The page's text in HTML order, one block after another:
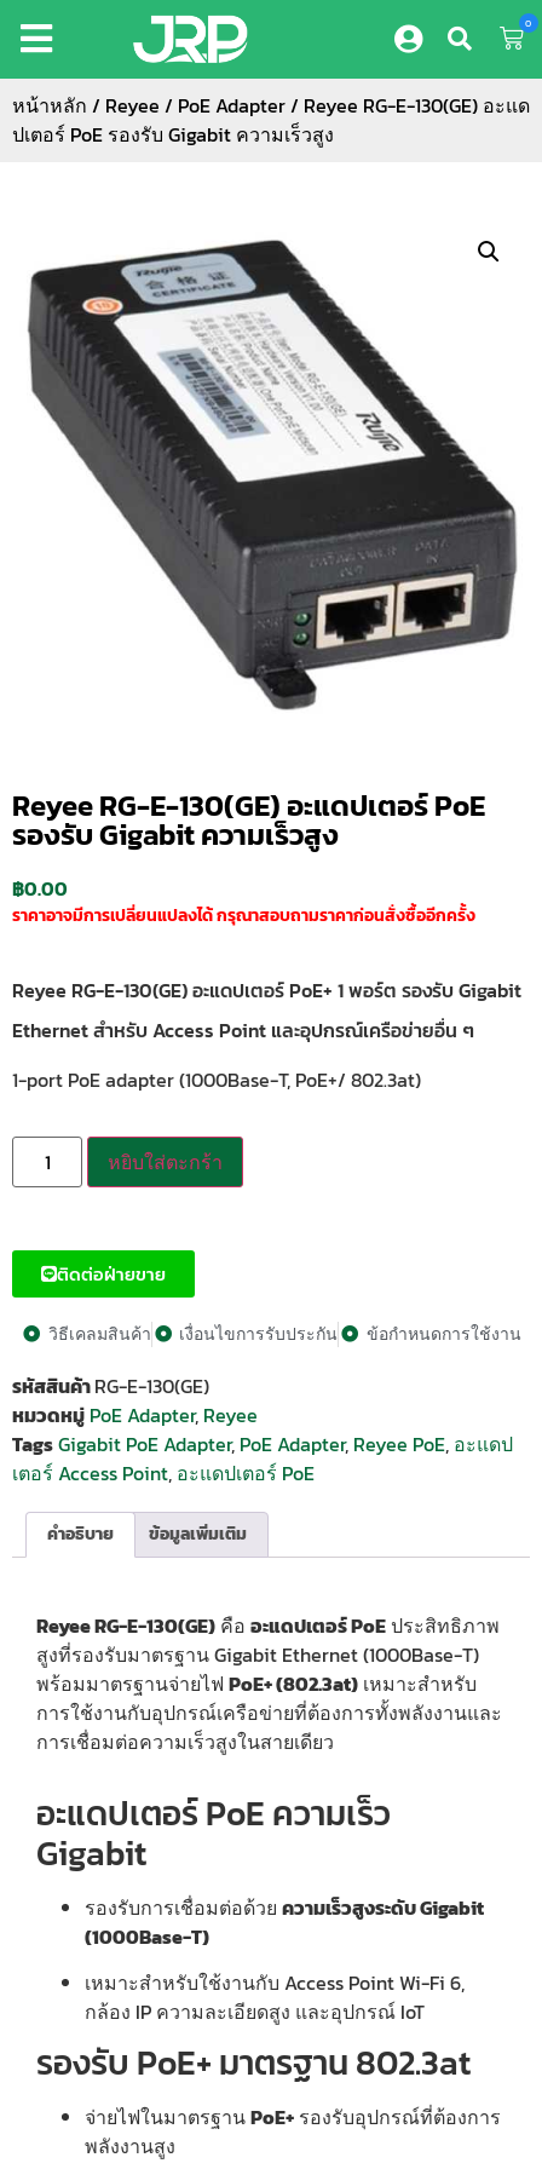
0
หน้าหลัก / Reyee / PoE Adapter/ Reyee RG-E-130(GE) อะแด
ปเตอร์ PoE รองรับ Gigabit ความเร็วสูง
Reyee RG-E-130(GE) อะแดปเตอร์ PoE
รองรับ Gigabit ความเร็วสูง
฿0.00
ราคาอาจมีการเปลี่ยนแปลงได้ กรุณาสอบถามราคาก่อนสั่งซื้ออีกครั้ง
Reyee RG-E-130(GE) อะแดปเตอร์ PoE+ 1 พอร์ต รองรับ Gigabit
Ethernet สำหรับ Access Point และอุปกรณ์เครือข่ายอื่น ๆ
1-port PoE adapter (1000Base-T, PoE+/ 802.3at)
หยิบใส่ตะกร้า
ติดต่อฝ่ายขาย
วิธีเคลมสินค้า เงื่อนไขการรับประกัน ข้อกำหนดการใช้งาน
รหัสสินค้าRG-E-130(GE)
หมวดหมู่ PoE Adapter, Reyee
TagsGigabit PoE Adapter, PoE Adapter, Reyee PoE, อะแดป
เตอร์ Access Point, อะแดปเตอร์ PoE
คำอธิบาย ข้อมูลเพิ่มเติม
Reyee RG-E-130(GE) คือ อะแดปเตอร์ PoEประสิทธิภาพ
สูงที่รองรับมาตรฐาน Gigabit Ethernet (1000Base-T)
พร้อมมาตรฐานจ่ายไฟ PoE+ (802.3at) เหมาะสำหรับ
การใช้งานกับอุปกรณ์เครือข่ายที่ต้องการทั้งพลังงานและ
การเชื่อมต่อความเร็วสูงในสายเดียว
อะแดปเตอร์ PoE ความเร็ว
Gigabit
รองรับการเชื่อมต่อด้วย ความเร็วสูงระดับ Gigabit
(1000Base-T)
เหมาะสำหรับใช้งานกับ Access Point Wi-Fi 6,
กล้อง IP ความละเอียดสูง และอุปกรณ์ IoT
รองรับ PoE+ มาตรฐาน 802.3at
จ่ายไฟในมาตรฐานPoE+ รองรับอุปกรณ์ที่ต้องการ
พลังงานสูง